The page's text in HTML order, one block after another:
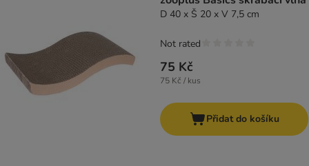
D 40 x Š 20 x V 7,5 cm
75 Kč
75 Kč / kus
Not rated
Přidat do košíku